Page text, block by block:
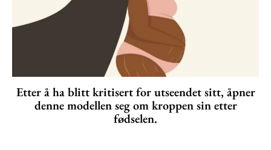
Etter å ha blitt kritisert for utseendet sitt, åpner
denne modellen seg om kroppen sin etter
fødselen.